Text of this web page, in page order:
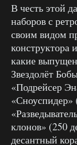
В честь этой
наборов с
своим видом
конструктора
какие
Звездолёт
«Подрейсер
«Сноуспидер»
клонов» (250
десантный